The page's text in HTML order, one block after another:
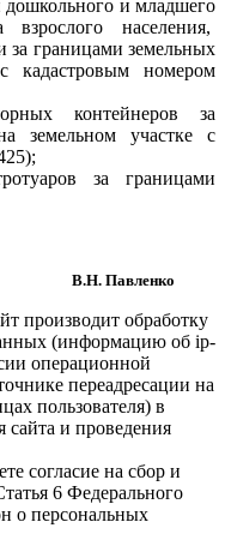
дошкольного и младшего
населения,
за границами земельных
кадастровым номером
контейнеров за
земельном участке с
за границами
производит обработку
(информацию об ip-
операционной
переадресации на
пользователя) в
и проведения
согласие на сбор и
6 Федерального
о персональных